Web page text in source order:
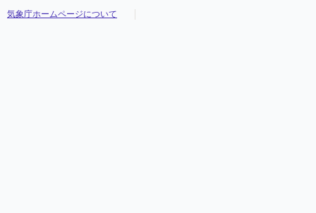
気象庁ホームページについて